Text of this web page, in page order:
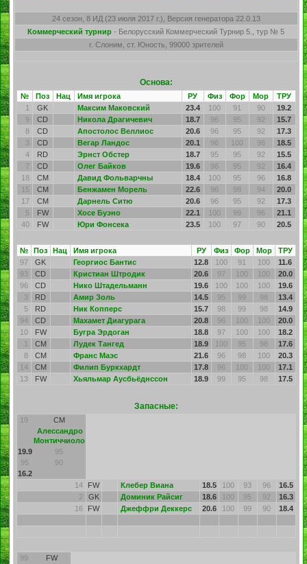
24 сезон, 8 ИД (23 июля 2017 г.), Версия генератора 22.0.13
Коммерческий турнир - Белорусский Коммерческий Турнир 5., тур № 5
г. Слоним, ст. Юность, 99000 зрителей
Основа:
№ Поз Нац Имя игрока РУ Физ Фор Мор
ТРУ
1
GK Максим Маковский 23.4 100 91 90
19.2
9
CD Никола Драгичевич 18.7 96 95 92
15.7
8
CD Апостолос Веллиос 20.6 96 95 92
17.3
3
CD Вегар Ландос 20.1 96 100 96
18.5
4
RD Эрнст Обстер 18.7 95 95 92
15.5
7
CD Олег Байков 19.6 96 95 92
16.4
18
CM Давид Фольварчны 18.4 100 95 96
16.8
15
CM Бенжамен Морель 22.6 96 98 94
20.0
17
CM Дарнель Ситю 20.6 96 95 92
17.3
5
FW Хосе Буэно 22.1 100 99 96
21.1
40
FW Юри Фонсека 23.5 100 97 90 20.5
№ Поз Нац Имя игрока РУ Физ Фор Мор
ТРУ
97
GK Георгиос Бантис 12.8 100 91 100
11.6
93
CD Кристиан Штродик 20.6 97 100 100
20.0
96
CD Нико Штадельманн 19.6 100 100 100
19.6
3
RD Амир Золь 14.5 95 99 98
13.4
5
RD Ник Копперс 15.7 98 99 98
14.9
94
CD Махамет Диагурага 20.8 96 100 100
20.0
10
FW Бугра Эрдоган 18.8 97 100 100
18.2
1
CM Лудек Тангед 18.9 100 95 98
17.6
8
CM Франс Маэс 21.6 96 98 100
20.3
14
CM Филип Буркхардт 17.8 96 100 100
17.1
13
FW Хьяльмар Аусбьёднссон 18.9 99 95 98 17.5
Запасные:
19
CM
Алессандро
Монтиччиоло
19.9
95
95
90
16.2
14
FW Клебер Виана 18.5 100 93 96
16.5
2
GK Доминик Райсиг 18.6 100 95 92
16.3
16
FW Джеффри Деккерс 20.6 100 99 90 18.4
99 FW